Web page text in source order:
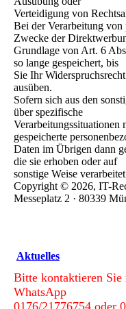
Verteidigung von
Bei der Verarbeitung von
Zwecke der
Grundlage von Art. 6
so lange gespeichert, bis
Sie Ihr
ausüben.
Sofern sich aus den
über spezifische
Verarbeitungssituationen
gespeicherte
Daten im Übrigen dann
die sie erhoben oder auf
sonstige Weise
Copyright © 2026, IT-
Messeplatz 2 · 80339
Aktuelles
Bitte kontaktieren Sie
WhatsApp
0176/21776754 oder